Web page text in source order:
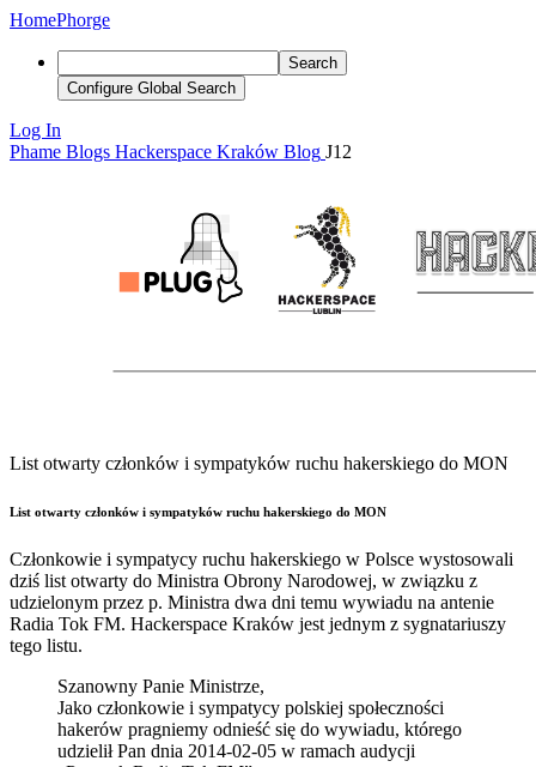
HomePhorge
Search
Configure Global Search
Log In
Phame Blogs Hackerspace Kraków Blog J12
List otwarty członków i sympatyków ruchu hakerskiego do MON
List otwarty członków i sympatyków ruchu hakerskiego do MON
Członkowie i sympatycy ruchu hakerskiego w Polsce wystosowali
dziś list otwarty do Ministra Obrony Narodowej, w związku z
udzielonym przez p. Ministra dwa dni temu wywiadu na antenie
Radia Tok FM. Hackerspace Kraków jest jednym z sygnatariuszy
tego listu.
Szanowny Panie Ministrze,
Jako członkowie i sympatycy polskiej społeczności
hakerów pragniemy odnieść się do wywiadu, którego
udzielił Pan dnia 2014-02-05 w ramach audycji